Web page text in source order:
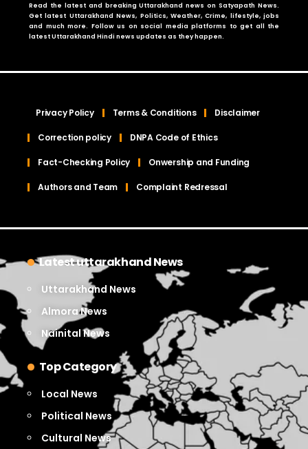
Read the latest and breaking Uttarakhand news on Satyapath News.
Get latest Uttarakhand News, Politics, Weather, Crime, lifestyle, jobs
and much more. Follow us on social media platforms to get all the
latest Uttarakhand Hindi news updates as they happen.
Privacy Policy Terms & Conditions Disclaimer
Correction policy DNPA Code of Ethics
Fact-Checking Policy Onwership and Funding
Authors and Team Complaint Redressal
Latest uttarakhand News
Uttarakhand News
Almora News
Nainital News
Top Category
Local News
Political News
Cultural News